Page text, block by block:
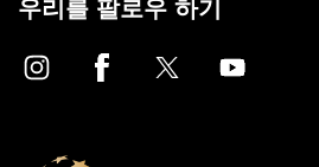
우리를 팔로우 하기